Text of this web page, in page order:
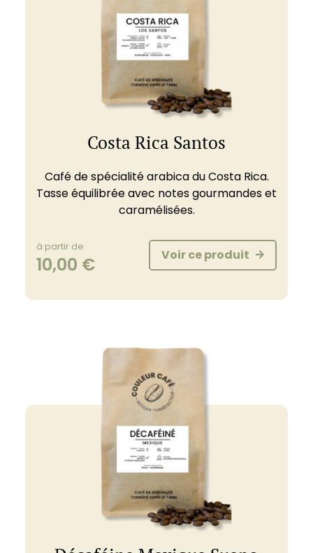
Costa Rica Santos
Café de spécialité arabica du Costa Rica.
Tasse équilibrée avec notes gourmandes et
caramélisées.
à partir de
10,00 € Voir ce produit